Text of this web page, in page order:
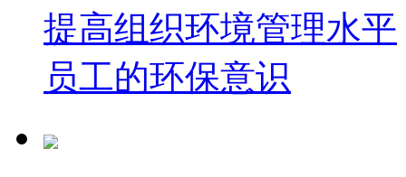
提高组织环境管理水平
员工的环保意识